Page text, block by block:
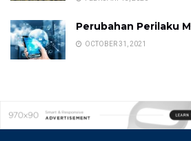
Perubahan Perilaku
OCTOBER 31, 2021